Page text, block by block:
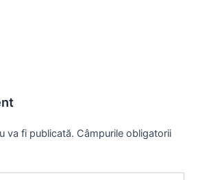
va fi publicată. Câmpurile obligatorii